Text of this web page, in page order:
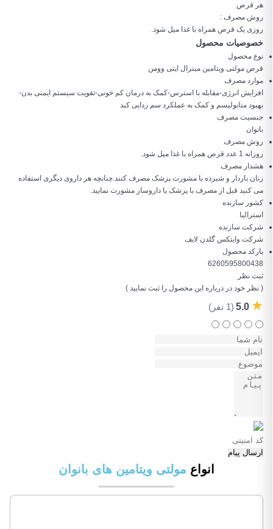
هر قرص
روش مصرف :
روزی یک قرص همراه با غذا میل شود.
خصوصیات محصول
نوع محصول
قرص مولتی ویتامین مینرال اپتی وومن
موارد مصرف
افزایش انرژی-مقابله با استرس-کمک به درمان کم خونی-تقویت سیستم ایمنی بدن-
بهبود متابولیسم و کمک به عملکرد سم زدایی کبد
جنسیت مصرف
بانوان
روش مصرف
روزانه 1 عدد قرص همراه با غذا میل شود.
هشدار مصرف
زنان باردار و شیرده با مشورت پزشک مصرف کنند.چنانچه هر داروی دیگری استفاده
می کنید قبل از مصرف با پزشک یا داروساز مشورت نمایید.
کشور سازنده
استرالیا
شرکت سازنده
شرکت وایتکس گلدن لایف
بارکد محصول
6260595800438
ثبت نظر
( نظر خود در درباره این محصول را ثبت نمایید )
★
5.0 (1 نفر)
ارسال پیام
انواع مولتی ویتامین های بانوان